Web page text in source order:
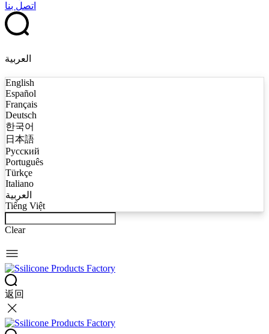
اتصل بنا
العربية
English
Español
Français
Deutsch
한국어
日本語
Русский
Português
Türkçe
Italiano
العربية
Tiếng Việt
Clear
返回